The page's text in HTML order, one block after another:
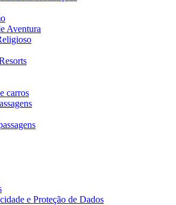
Aventura
carros
e Proteção de Dados